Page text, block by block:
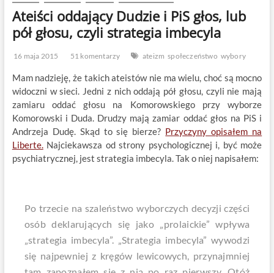
u
t
Ateiści oddający Dudzie i PiS głos, lub
pół głosu, czyli strategia imbecyla
16 maja 2015 51 komentarzy ateizm społeczeństwo wybory
Mam nadzieję, że takich ateistów nie ma wielu, choć są mocno
widoczni w sieci. Jedni z nich oddają pół głosu, czyli nie mają
zamiaru oddać głosu na Komorowskiego przy wyborze
Komorowski i Duda. Drudzy mają zamiar oddać głos na PiS i
Andrzeja Dudę. Skąd to się bierze? Przyczyny opisałem na
Liberte.Najciekawsza od strony psychologicznej i, być może
psychiatrycznej, jest strategia imbecyla. Tak o niej napisałem:
Po trzecie na szaleństwo wyborczych decyzji części
osób deklarujących się jako „prolaickie” wpływa
„strategia imbecyla”. „Strategia imbecyla” wywodzi
się najpewniej z kręgów lewicowych, przynajmniej